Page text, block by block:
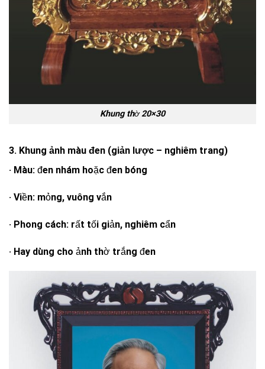
Khung thờ 20×30
3. Khung ảnh màu đen (giản lược – nghiêm trang)
· Màu: đen nhám hoặc đen bóng
· Viền: mỏng, vuông vắn
· Phong cách: rất tối giản, nghiêm cẩn
· Hay dùng cho ảnh thờ trắng đen